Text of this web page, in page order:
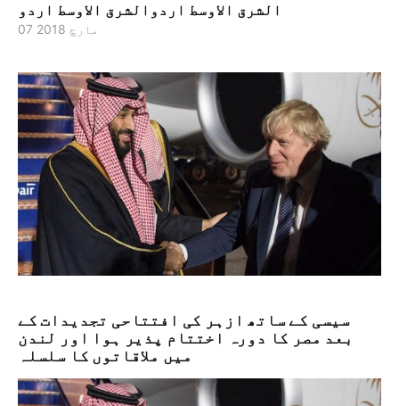
الشرق الاوسط اردوالشرق الاوسط اردو
07 مارچ 2018
سیسی کے ساتھ ازہر کی افتتاحی تجدیدات کے
بعد مصر کا دورہ اختتام پذیر ہوا اور لندن
میں ملاقاتوں کا سلسلہ